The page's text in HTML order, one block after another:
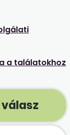
a találatokhoz